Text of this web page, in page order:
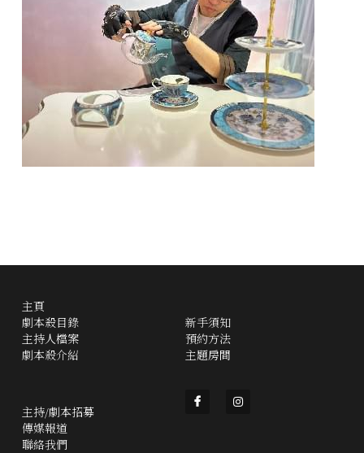
主頁
劇本殺目錄
主持人檔案
劇本殺介紹
新手須知
預約方法
主題房間
主持/劇本招募
傳媒報道
聯絡我們